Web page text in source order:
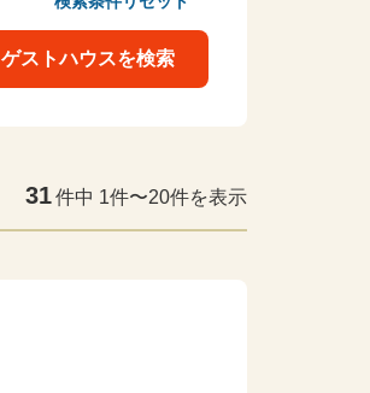
ゲストハウスを検索
31件中 1件〜20件を表示